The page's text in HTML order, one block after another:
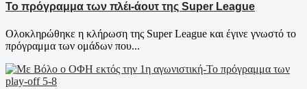
Το πρόγραμμα των πλέι-άουτ της Super League
Ολοκληρώθηκε η κλήρωση της Super League και έγινε γνωστό το
πρόγραμμα των ομάδων που...